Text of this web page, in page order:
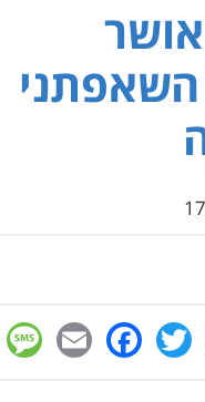
על 2036: אושר
WhatsApp
Twitter